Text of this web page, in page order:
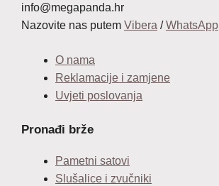
info@megapanda.hr
Nazovite nas putem Vibera /WhatsApp
O nama
Reklamacije i zamjene
Uvjeti poslovanja
Pronađi brže
Pametni satovi
Slušalice i zvučniki